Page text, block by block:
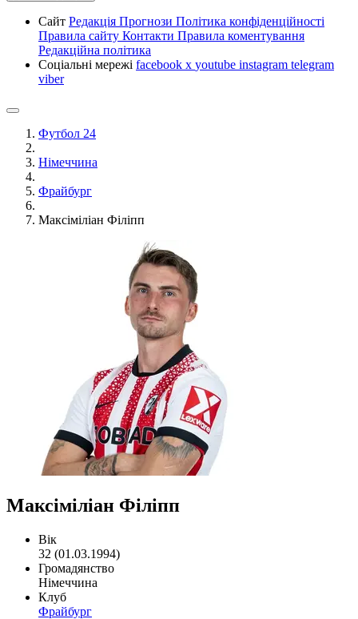
Сайт Редакція Прогнози Політика конфіденційності
Правила сайту Контакти Правила коментування
Редакційна політика
Соціальні мережі facebook x youtube instagram telegram
viber
Футбол 24
Німеччина
Фрайбург
Максіміліан Філіпп
Максіміліан Філіпп
Вік
32 (01.03.1994)
Громадянство
Німеччина
Клуб
Фрайбург